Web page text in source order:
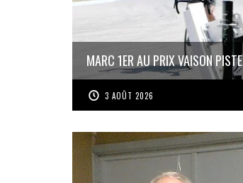
MARC 1ER AU PRIX VAISON PISTE
3 AOÛT 2026